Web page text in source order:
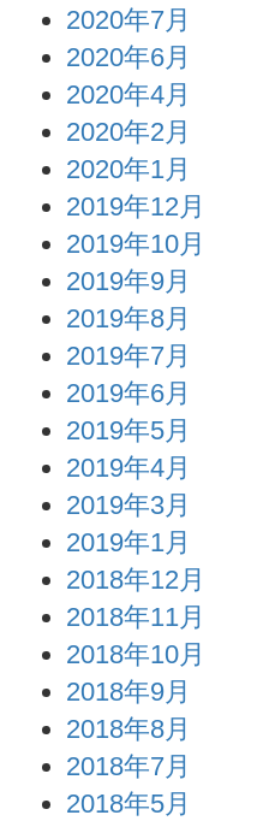
2020年7月
2020年6月
2020年4月
2020年2月
2020年1月
2019年12月
2019年10月
2019年9月
2019年8月
2019年7月
2019年6月
2019年5月
2019年4月
2019年3月
2019年1月
2018年12月
2018年11月
2018年10月
2018年9月
2018年8月
2018年7月
2018年5月